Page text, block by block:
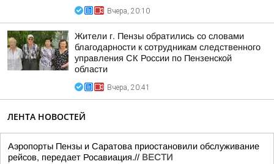
Вчера, 20:10
Жители г. Пензы обратились со словами
благодарности к сотрудникам следственного
управления СК России по Пензенской
области
Вчера, 20:41
ЛЕНТА НОВОСТЕЙ
Аэропорты Пензы и Саратова приостановили обслуживание
рейсов, передает Росавиация.// ВЕСТИ